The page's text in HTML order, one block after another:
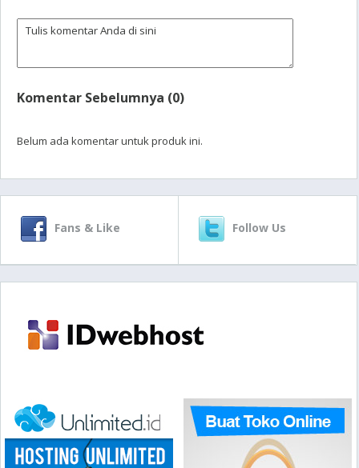
Komentar Sebelumnya (0)
Belum ada komentar untuk produk ini.
Fans & Like Follow Us